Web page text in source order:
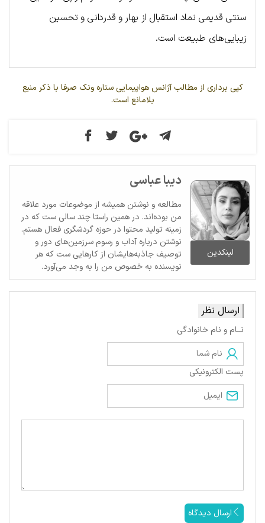
زیبایی‌های طبیعت است.
کپی برداری از مطالب آژانس هواپیمایی ستاره ونک صرفا با ذکر منبع
بلامانع است.
لینکدین
دیبا عباسی
مطالعه و نوشتن همیشه از موضوعات مورد علاقه
من بوده‌اند. در همین راستا چند سالی ست که در
زمینه تولید محتوا در حوزه گردشگری فعال هستم.
نوشتن درباره آداب و رسوم سرزمین‌های دور و
توصیف جاذبه‌هایشان از کارهایی ست که هر
نویسنده به خصوص من را به وجد می‌آورد.
ارسال نظر
نــام و نام خانوادگی
پست الکترونیکی
ارسال دیدگاه